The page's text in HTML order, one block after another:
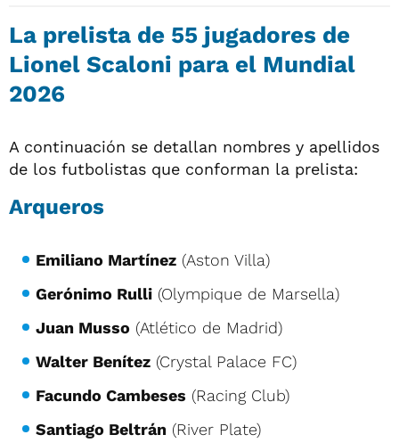
La prelista de 55 jugadores de
Lionel Scaloni para el Mundial
2026
A continuación se detallan nombres y apellidos
de los futbolistas que conforman la prelista:
Arqueros
Emiliano Martínez (Aston Villa)
Gerónimo Rulli (Olympique de Marsella)
Juan Musso (Atlético de Madrid)
Walter Benítez (Crystal Palace FC)
Facundo Cambeses (Racing Club)
Santiago Beltrán (River Plate)